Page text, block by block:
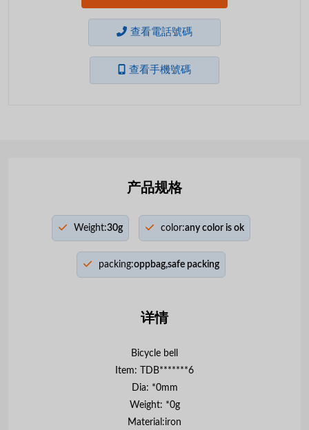
查看電話號碼
查看手機號碼
产品规格
Weight:30g color:any color is ok
packing:oppbag,safe packing
详情
Bicycle bell
Item: TDB*******6
Dia: *0mm
Weight: *0g
Material:iron